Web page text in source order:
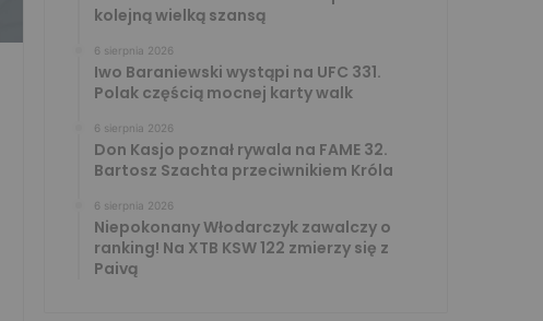
kolejną wielką szansą
6 sierpnia 2026
Iwo Baraniewski wystąpi na UFC 331.
Polak częścią mocnej karty walk
6 sierpnia 2026
Don Kasjo poznał rywala na FAME 32.
Bartosz Szachta przeciwnikiem Króla
6 sierpnia 2026
Niepokonany Włodarczyk zawalczy o
ranking! Na XTB KSW 122 zmierzy się z
Paivą